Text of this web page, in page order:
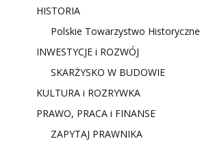
HISTORIA
Polskie Towarzystwo Historyczne
INWESTYCJE i ROZWÓJ
SKARŻYSKO W BUDOWIE
KULTURA i ROZRYWKA
PRAWO, PRACA i FINANSE
ZAPYTAJ PRAWNIKA